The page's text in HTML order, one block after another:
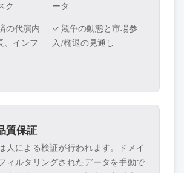
ク
ータ
の代演内
、インフ
✓ 競争の動態と市場参
入/椭退の見通し
質保証
人による検証が行われます。ドメイ
ィルタリングされたデータを手動で